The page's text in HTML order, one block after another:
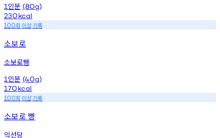
1 인분 (80g)
230kcal
100회 이상기록
소보로
소보로빵
1 인분 (40g)
170kcal
100회 이상기록
소보로 빵
익선당